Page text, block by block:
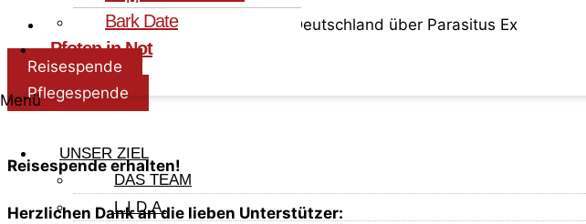
Bark Date
Pfoten in Not
Menü
UNSER ZIEL
DAS TEAM
L.I.D.A.
Test Mittelmeerkrankh.: Erfolgt in Deutschland über Parasitus Ex
Reisespende
Pflegespende
Reisespende erhalten!
Herzlichen Dank an die lieben Unterstützer: